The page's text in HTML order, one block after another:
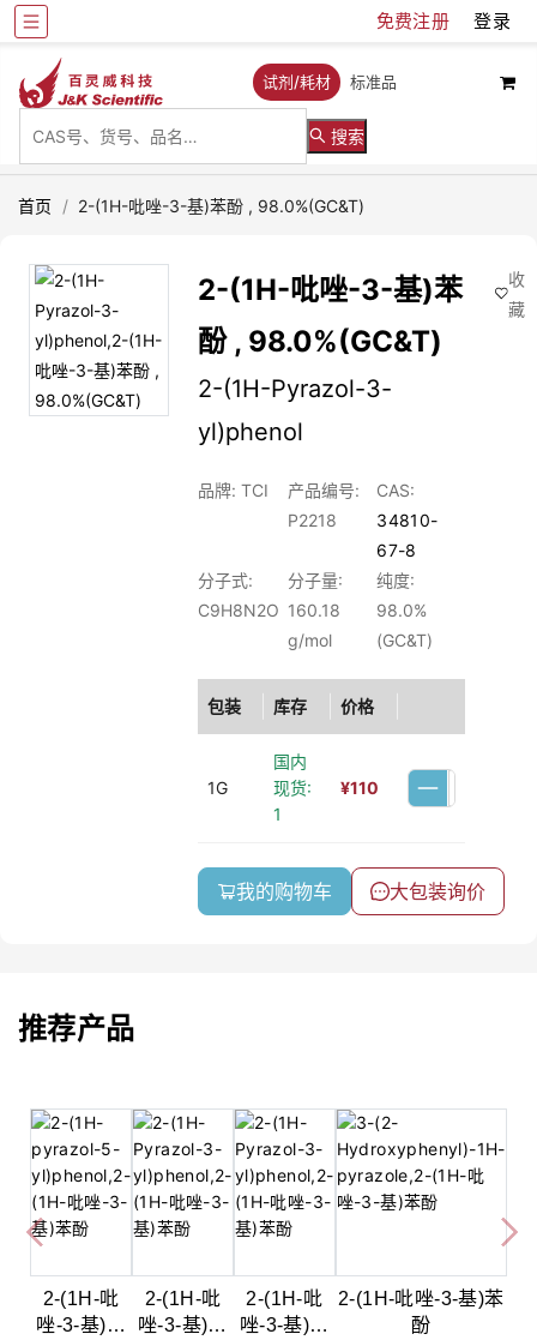
免费注册 登录
试剂/耗材 标准品
搜索
首页 / 2-(1H-吡唑-3-基)苯酚 , 98.0%(GC&T)
2-(1H-吡唑-3-基)苯
酚 , 98.0%(GC&T)
2-(1H-Pyrazol-3-
yl)phenol
品牌: TCI
产品编号:
P2218
CAS:
34810-
67-8
分子式:
C9H8N2O
分子量:
160.18
g/mol
纯度:
98.0%
(GC&T)
包装 库存 价格
1G
国内
现货:
1
¥110
我的购物车 大包装询价
收
藏
推荐产品
2-(1H-吡
唑-3-基)苯
2-(1H-吡
唑-3-基)苯
2-(1H-吡
唑-3-基)苯
2-(1H-吡唑-3-基)苯
酚